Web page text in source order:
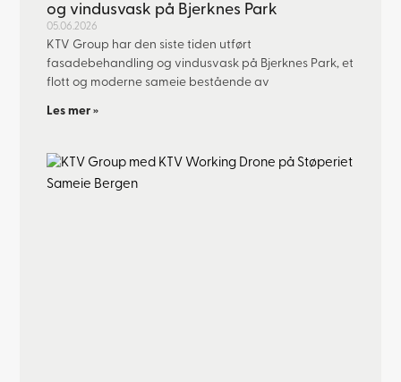
og vindusvask på Bjerknes Park
05.06.2026
KTV Group har den siste tiden utført
fasadebehandling og vindusvask på Bjerknes Park, et
flott og moderne sameie bestående av
Les mer »